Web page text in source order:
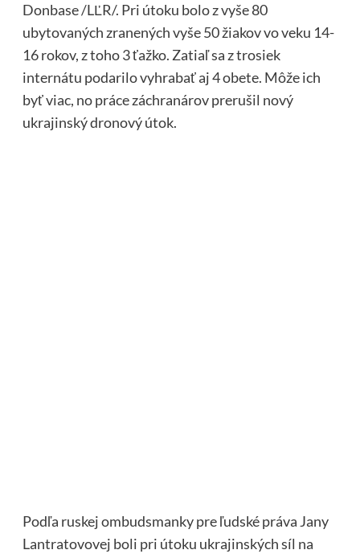
Donbase /LĽR/. Pri útoku bolo z vyše 80
ubytovaných zranených vyše 50 žiakov vo veku 14-
16 rokov, z toho 3 ťažko. Zatiaľ sa z trosiek
internátu podarilo vyhrabať aj 4 obete. Môže ich
byť viac, no práce záchranárov prerušil nový
ukrajinský dronový útok.
Podľa ruskej ombudsmanky pre ľudské práva Jany
Lantratovovej boli pri útoku ukrajinských síl na